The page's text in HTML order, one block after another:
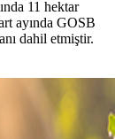
11 hektar
ayında GOSB
dahil etmiştir.